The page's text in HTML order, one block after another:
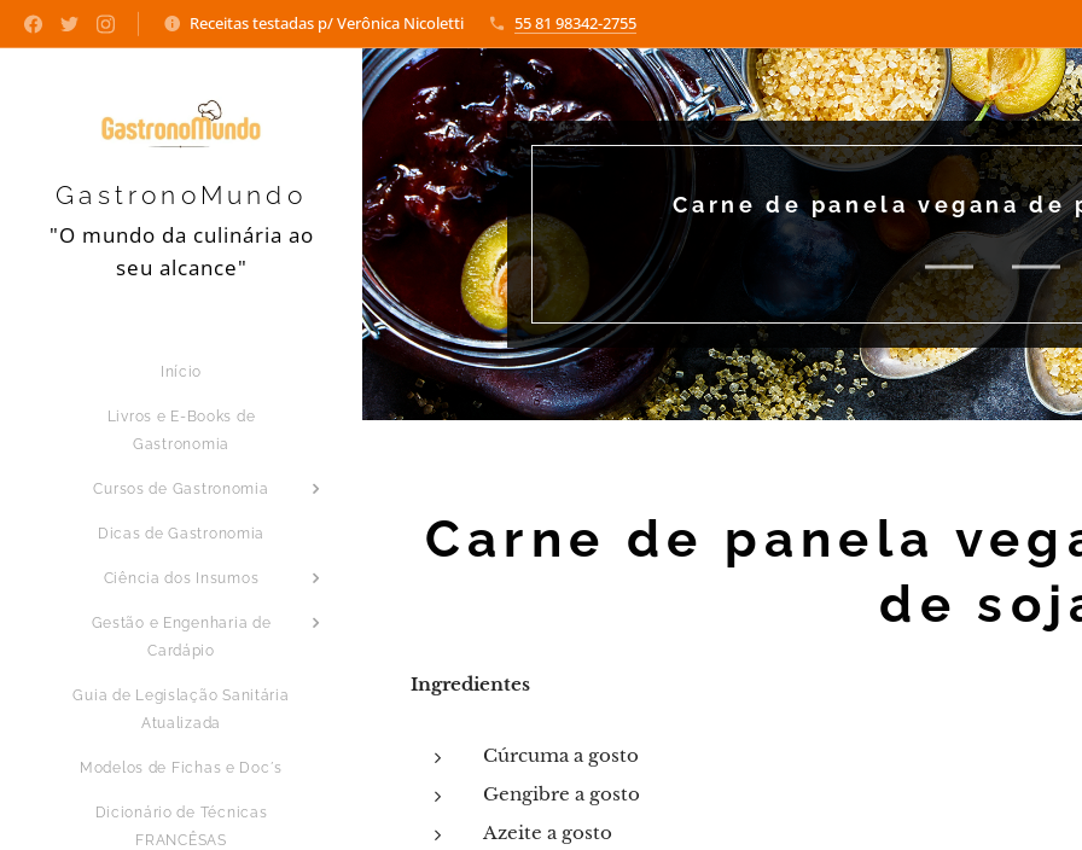
Receitas testadas p/ Verônica Nicoletti 55 81 98342-2755
GastronoMundo
"O mundo da culinária ao
seu alcance"
Início
Livros e E-Books de
Gastronomia
Cursos de Gastronomia
Dicas de Gastronomia
Ciência dos Insumos
Gestão e Engenharia de
Cardápio
Guia de Legislação Sanitária
Atualizada
Modelos de Fichas e Doc´s
Dicionário de Técnicas
FRANCÊSAS
Carne de panela vegana
Carne de panela
de
Ingredientes
Cúrcuma a gosto
Gengibre a gosto
Azeite a gosto